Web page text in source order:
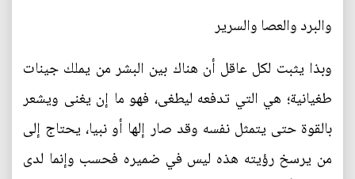
والبرد والعصا والسرير
وبذا يثبت لكل عاقل أن هناك بين البشر من يملك جينات
طغيانية؛ هي التي تدفعه ليطغى، فهو ما إن يغنى ويشعر
بالقوة حتى يتمثل نفسه وقد صار إلها أو نبيا، يحتاج إلى
من يرسخ رؤيته هذه ليس في ضميره فحسب وإنما لدى